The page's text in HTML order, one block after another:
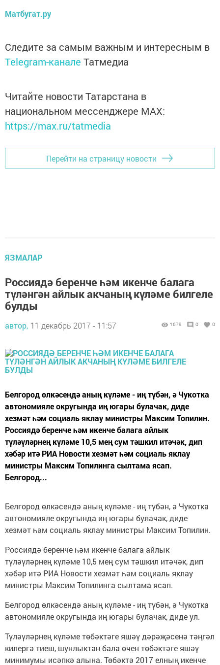
Матбугат.ру
Следите за самым важным и интересным в
Telegram-канале Татмедиа
Читайте новости Татарстана в
национальном мессенджере MАХ:
https://max.ru/tatmedia
Перейти на страницу новости
ЯЗМАЛАР
Россиядә беренче һәм икенче балага
түләнгән айлык акчаның күләме билгеле
булды
автор, 11 декабрь 2017 - 11:57 1679 0 0
Белгород өлкәсендә аның күләме - иң түбән, ә Чукотка
автономияле округында иң югары булачак, диде
хезмәт һәм социаль яклау министры Максим Топилин.
Россиядә беренче һәм икенче балага айлык
түләүләрнең күләме 10,5 мең сум тәшкил итәчәк, дип
хәбәр итә РИА Новости хезмәт һәм социаль яклау
министры Максим Топилинга сылтама ясап.
Белгород...
Белгород өлкәсендә аның күләме - иң түбән, ә Чукотка
автономияле округында иң югары булачак, диде
хезмәт һәм социаль яклау министры Максим Топилин.
Россиядә беренче һәм икенче балага айлык
түләүләрнең күләме 10,5 мең сум тәшкил итәчәк, дип
хәбәр итә РИА Новости хезмәт һәм социаль яклау
министры Максим Топилинга сылтама ясап.
Белгород өлкәсендә аның күләме - иң түбән, ә Чукотка
автономияле округында иң югары булачак, диде ул.
Түләүләрнең күләме төбәктәге яшәү дәрәҗәсенә тәңгәл
килергә тиеш, шунлыктан бала өчен төбәктәге яшәү
минимумы исәпкә алына. Төбәктә 2017 елның икенче